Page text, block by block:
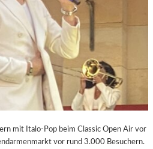
mit Italo-Pop beim Classic Open Air vor
vor rund 3.000 Besuchern.